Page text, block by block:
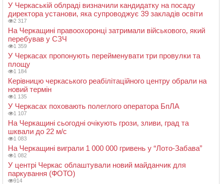
У Черкаській облраді визначили кандидатку на посаду
директора установи, яка супроводжує 39 закладів освіти
2 317
На Черкащині правоохоронці затримали військового, який
перебував у СЗЧ
1 359
У Черкасах пропонують перейменувати три провулки та
площу
1 184
Керівницю черкаського реабілітаційного центру обрали на
новий термін
1 135
У Черкасах поховають полеглого оператора БпЛА
1 107
На Черкащині сьогодні очікують грози, зливи, град та
шквали до 22 м/с
1 083
На Черкащині виграли 1 000 000 гривень у “Лото-Забава”
1 082
У центрі Черкас облаштували новий майданчик для
паркування (ФОТО)
914